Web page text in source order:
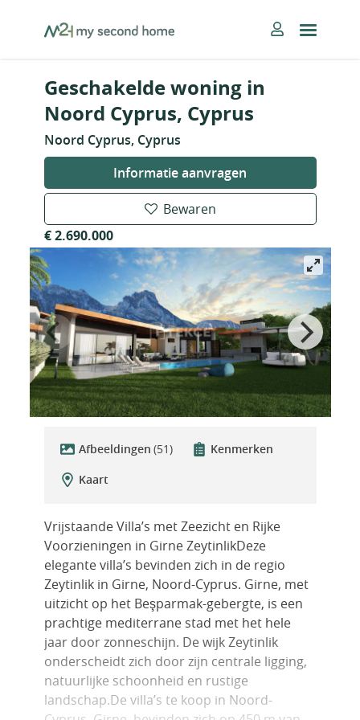
MySecondHome
Geschakelde woning in
Noord Cyprus, Cyprus
Noord Cyprus, Cyprus
Informatie aanvragen
Bewaren
€ 2.690.000
Afbeeldingen (51)
Kenmerken
Kaart
Vrijstaande Villa’s met Zeezicht en Rijke
Voorzieningen in Girne ZeytinlikDeze
elegante villa’s bevinden zich in de regio
Zeytinlik in Girne, Noord-Cyprus. Girne, met
uitzicht op het Beşparmak-gebergte, is een
prachtige mediterrane stad met het hele
jaar door zonneschijn. De wijk Zeytinlik
onderscheidt zich door zijn centrale ligging,
natuurlijke schoonheid en rustige
landschap.De villa’s te koop in Noord-